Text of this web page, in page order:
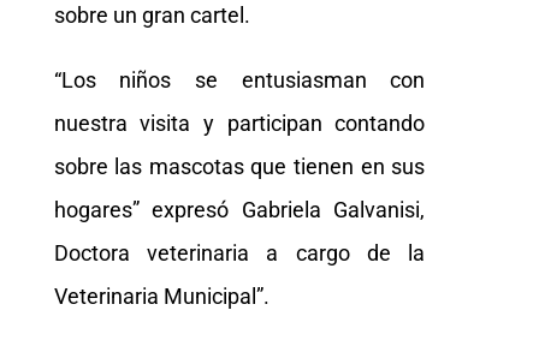
sobre un gran cartel.
“Los niños se entusiasman con
nuestra visita y participan contando
sobre las mascotas que tienen en sus
hogares” expresó Gabriela Galvanisi,
Doctora veterinaria a cargo de la
Veterinaria Municipal”.